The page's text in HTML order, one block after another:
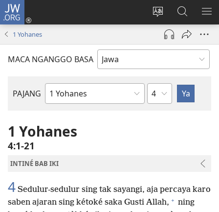
JW.ORG
Ganti
basa
situs
Mlebu
(opens
window)
Golèk
JW.ORG
1 Yohanes
MACA NGANGGO BASA
PAJANG
Buku
Bab
1 Yohanes
4:1-21
INTINÉ BAB IKI
4 Sedulur-sedulur sing tak sayangi, aja percaya karo
saben ajaran sing kétoké saka Gusti Allah, + ning